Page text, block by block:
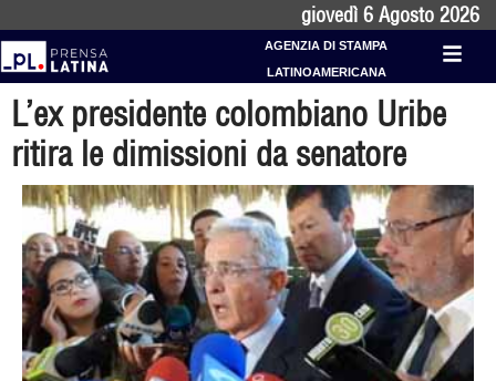
giovedì 6 Agosto 2026
AGENZIA DI STAMPA
LATINOAMERICANA
L’ex presidente colombiano Uribe
ritira le dimissioni da senatore